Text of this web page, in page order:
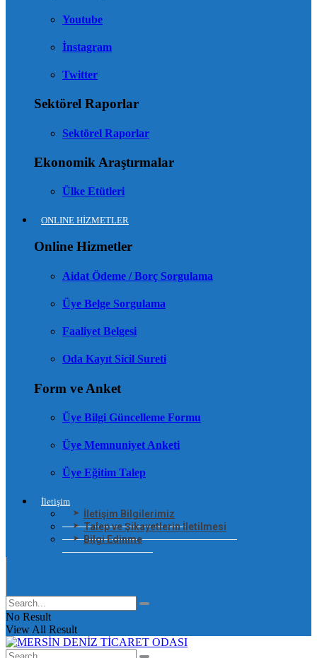
Youtube
İnstagram
Twitter
Sektörel Raporlar
Sektörel Raporlar
Ekonomik Araştırmalar
Ülke Etütleri
ONLINE HİZMETLER
Online Hizmetler
Aidat Ödeme / Borç Sorgulama
Üye Belge Sorgulama
Faaliyet Belgesi
Oda Kayıt Sicil Sureti
Form ve Anket
Üye Bilgi Güncelleme Formu
Üye Memnuniyet Anketi
Üye Eğitim Talep
İletişim
İletişim Bilgilerimiz
Talep ve Şikayetlerin İletilmesi
Bilgi Edinme
No Result
View All Result